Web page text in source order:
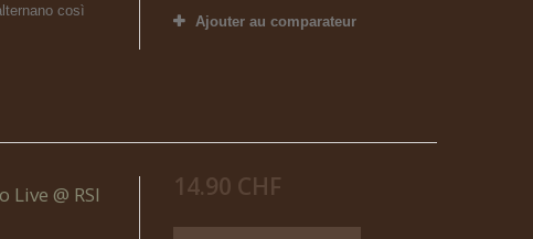
così
Ajouter au comparateur
Live @ RSI
14.90 CHF